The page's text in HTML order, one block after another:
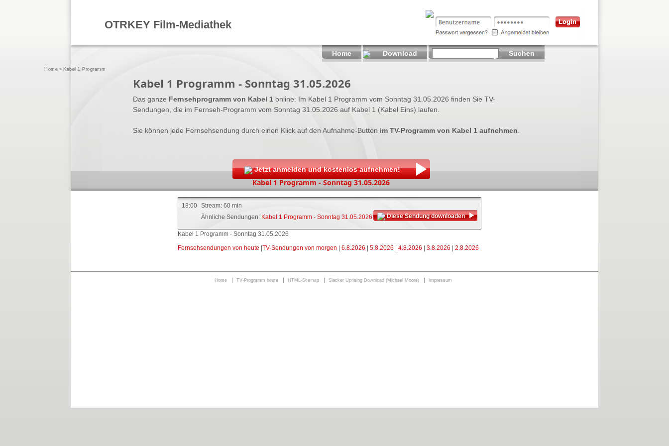
Kabel 1 Programm - Sonntag 31.05.2026
Das ganze Fernsehprogramm von Kabel 1 online: Im Kabel 1 Programm vom Sonntag 31.05.2026 finden Sie TV-
Sendungen, die im Fernseh-Programm vom Sonntag 31.05.2026 auf Kabel 1 (Kabel Eins) laufen.
Sie können jede Fernsehsendung durch einen Klick auf den Aufnahme-Button im TV-Programm von Kabel 1 aufnehmen
Jetzt anmelden und kostenlos aufnehmen!
Kabel 1 Programm - Sonntag 31.05.2026
18:00 Stream: 60 min
Ähnliche Sendungen: Kabel 1 Programm - Sonntag 31.05.2026 Diese Sendung downloaden
Kabel 1 Programm - Sonntag 31.05.2026
Fernsehsendungen von heute TV-Sendungen von morgen 6.8.2026 5.8.2026 4.8.2026 3.8.2026 2.8.2026
Home » Kabel 1 Programm
OTRKEY Film-Mediathek
Home Download Suchen
Home TV-Programm heute HTML-Sitemap Slacker Uprising Download (Michael Moore) Impressum